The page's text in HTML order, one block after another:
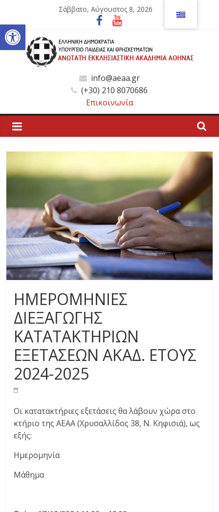
Ανοίξτε τη γραμμή εργαλείων
περιεχόμενο
Σάββατο, Αύγουστος 8, 2026
Ανώτατη
Εκκλησιαστική
Ακαδημία
Αθηνών
Ανώτατη
Εκκλησιαστική
Αθηνών
info@aeaa.gr
(+30) 210 8070686
Επικοινωνία
ΗΜΕΡΟΜΗΝΙΕΣ
ΔΙΕΞΑΓΩΓΗΣ
ΚΑΤΑΤΑΚΤΗΡΙΩΝ
ΕΞΕΤΑΣΕΩΝ ΑΚΑΔ. ΕΤΟΥΣ
2024-2025
Οι κατατακτήριες εξετάσεις θα λάβουν χώρα στο
κτήριο της ΑΕΑΑ (Χρυσαλλίδος 38, Ν. Κηφισιά), ως
εξής:
Ημερομηνία
Μάθημα